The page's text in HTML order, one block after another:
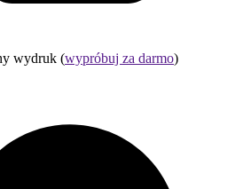
wydruk (wypróbuj za darmo)